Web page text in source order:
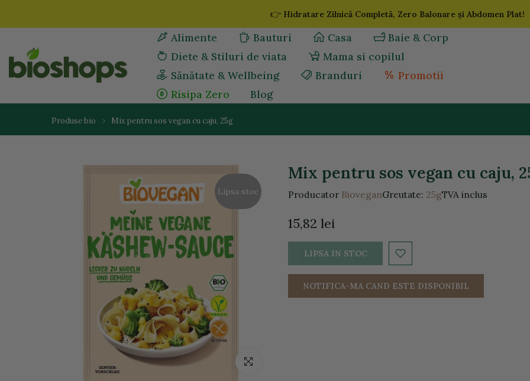
la
👉 Hidratare Zilnică Completă, Zero Balonare și Abdomen Plat!
Alimente Bauturi Casa
Baie & Corp
Diete & Stiluri de viata
Mama si copilul
Sănătate & Wellbeing
Branduri
Promotii
Risipa Zero
Blog
Produse bio Mix pentru sos vegan cu caju, 25g
Lipsa stoc
Click pentru a mari
Mix pentru sos vegan cu caju,
Producator BioveganGreutate: 25gTVA inclus
15,82 lei
LIPSA IN STOC
NOTIFICA-MA CAND ESTE DISPONIBIL